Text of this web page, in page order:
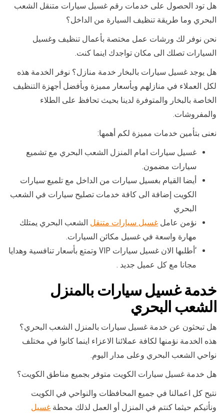
هل تود الحصول على خدمات رقم غسيل سيارات متنقل الشعب
البحري وما طريقة تنظيف السيارة من الداخل؟
نحن نوفر لك ورشات عمل مختصة بأعمال تنظيف وغسيل
السيارات تصلك الى مكان تواجدك اينما كنت.
هل يوجد غسيل سيارات بالبخار خدمة منازل؟ نوفر الخدمة هذه
لكل العملاء في منازلهم وبأسعار مميزة وبأفضل أجهزة التنظيف
الخاصة بالبخار والمتوفرة لدينا بحيث تحافظ على الطلاء
والمفروشات.
نعنى بتأمين خدمات مميزة لكم أهمها:
غسيل سيارات امام المنزل الشعب البحري مع تشميع
سيارات مضمون.
أيضا القيام بغسيل سيارات من الداخل مع تلميع سيارات
الكويت إضافة الى كافة خدمات تصليح سيارات في الشعب
البحري
نؤمن عامل غسيل سيارات متنقل الشعب البحري يمتلك
مهارة واسعة في غسيل مكائن السيارات.
‘أطلبها الان غسيل سيارات VIP وتمتع بأسعار تنافسية وهدايا
مجانا مع كل عميل جديد .
خدمة غسيل سيارات بالمنزل
الشعب البحري
هل تبحثون عن خدمة غسيل سيارات بالمنزل الشعب البحري؟
هذه الخدمة نؤمنها لكافة عملائنا الاعزاء اينما كانوا في مختلف
نواحي الشعب البحري وعلى مدار اليوم.
هل خدمة غسيل سيارات الكويت متوفر بجميع مناطق الكويت؟
نتيح كل اعمالنا في جميع المحافظات والنواحي في الكويت
ونأتيكم حيثما كنتم في المنزل أو العمل لذلك محطة غسيل